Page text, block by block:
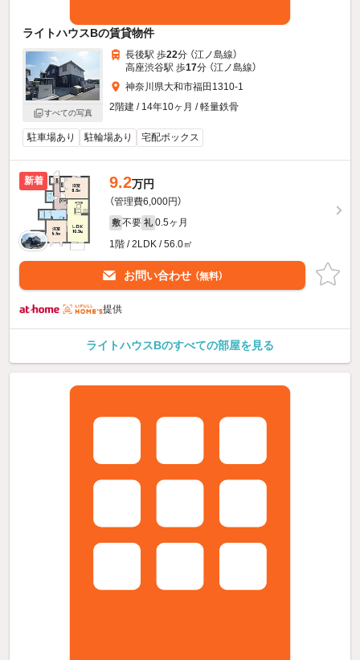
ライトハウスBの賃貸物件
すべての写真
長後駅 歩22分 （江ノ島線）
高座渋谷駅 歩17分 （江ノ島線）
神奈川県大和市福田1310-1
2階建 / 14年10ヶ月 / 軽量鉄骨
駐車場あり 駐輪場あり 宅配ボックス
新着 9.2万円
（管理費6,000円）
敷 不要 礼 0.5ヶ月
1階 / 2LDK / 56.0㎡
お問い合わせ （無料）
提供
ライトハウスBのすべての部屋を見る